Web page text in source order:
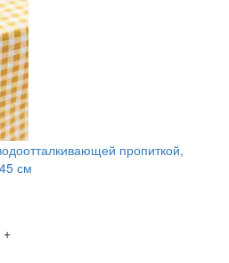
пропиткой,
см
+